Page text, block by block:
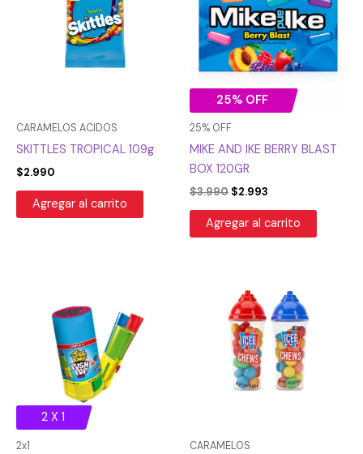
CARAMELOS ACIDOS
SKITTLES TROPICAL 109g
$2.990
Agregar al carrito
25% OFF
25% OFF
MIKE AND IKE BERRY BLAST
BOX 120GR
$3.990
$3.990.
$2.993
$2.993.
Agregar al carrito
2 X 1
2x1 CARAMELOS